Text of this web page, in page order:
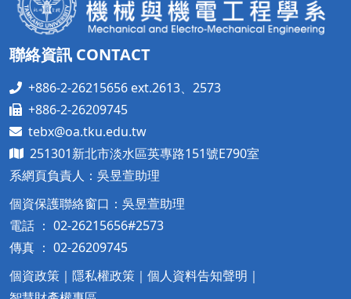
聯絡資訊 CONTACT
+886-2-26215656 ext.2613、2573
+886-2-26209745
tebx@oa.tku.edu.tw
251301新北市淡水區英專路151號E790室
系網頁負責人：吳昱萱助理
個資保護聯絡窗口：吳昱萱助理
電話 ： 02-26215656#2573
傳真 ： 02-26209745
個資政策 ｜ 隱私權政策 ｜ 個人資料告知聲明 ｜